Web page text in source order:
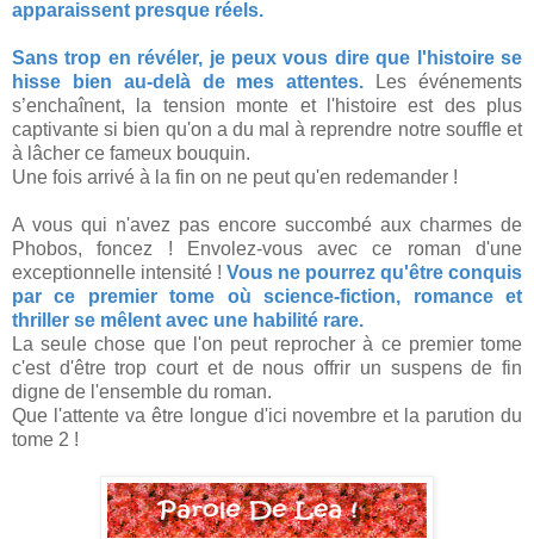
apparaissent presque réels.
Sans trop en révéler, je peux vous dire que l'histoire se
hisse bien au-delà de mes attentes. Les événements
s’enchaînent, la tension monte et l'histoire est des plus
captivante si bien qu'on a du mal à reprendre notre souffle et
à lâcher ce fameux bouquin.
Une fois arrivé à la fin on ne peut qu'en redemander !
A vous qui n'avez pas encore succombé aux charmes de
Phobos, foncez ! Envolez-vous avec ce roman d'une
exceptionnelle intensité ! Vous ne pourrez qu'être conquis
par ce premier tome où science-fiction, romance et
thriller se mêlent avec une habilité rare.
La seule chose que l'on peut reprocher à ce premier tome
c'est d'être trop court et de nous offrir un suspens de fin
digne de l'ensemble du roman.
Que l'attente va être longue d'ici novembre et la parution du
tome 2 !